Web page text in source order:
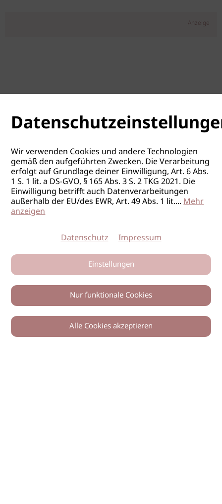
Anzeige
Wir verwenden Cookies und andere Technologien
gemäß den aufgeführten Zwecken. Die Verarbeitung
erfolgt auf Grundlage deiner Einwilligung, Art. 6 Abs.
1 S. 1 lit. a DS-GVO, § 165 Abs. 3 S. 2 TKG 2021. Die
Einwilligung betrifft auch Datenverarbeitungen
außerhalb der EU/des EWR, Art. 49 Abs. 1 lit....Mehr
anzeigen
Datenschutz Impressum
Einstellungen
Nur funktionale Cookies
Alle Cookies akzeptieren